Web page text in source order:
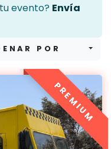
evento? Envía
POR
PREMIUM